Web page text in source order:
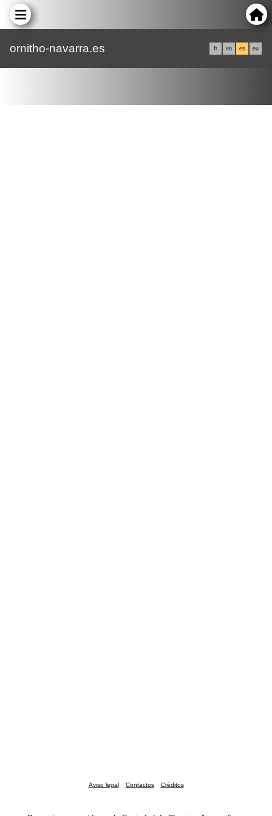
ornitho-navarra.es fr en es eu
Aviso legal Contactos Créditos